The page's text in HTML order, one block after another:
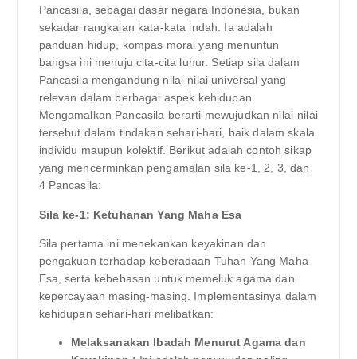
Pancasila, sebagai dasar negara Indonesia, bukan
sekadar rangkaian kata-kata indah. Ia adalah
panduan hidup, kompas moral yang menuntun
bangsa ini menuju cita-cita luhur. Setiap sila dalam
Pancasila mengandung nilai-nilai universal yang
relevan dalam berbagai aspek kehidupan.
Mengamalkan Pancasila berarti mewujudkan nilai-nilai
tersebut dalam tindakan sehari-hari, baik dalam skala
individu maupun kolektif. Berikut adalah contoh sikap
yang mencerminkan pengamalan sila ke-1, 2, 3, dan
4 Pancasila:
Sila ke-1: Ketuhanan Yang Maha Esa
Sila pertama ini menekankan keyakinan dan
pengakuan terhadap keberadaan Tuhan Yang Maha
Esa, serta kebebasan untuk memeluk agama dan
kepercayaan masing-masing. Implementasinya dalam
kehidupan sehari-hari melibatkan:
Melaksanakan Ibadah Menurut Agama dan